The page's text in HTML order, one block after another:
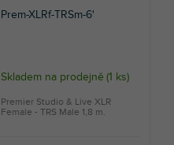
Prem-XLRf-TRSm-6'
Skladem na prodejně (1 ks)
Premier Studio & Live XLR
Female - TRS Male 1,8 m.